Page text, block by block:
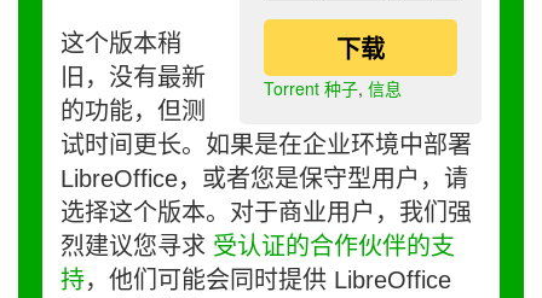
下载
Torrent 种子, 信息
这个版本稍
旧，没有最新
的功能，但测
试时间更长。如果是在企业环境中部署
LibreOffice，或者您是保守型用户，请
选择这个版本。对于商业用户，我们强
烈建议您寻求 受认证的合作伙伴的支
持，他们可能会同时提供 LibreOffice